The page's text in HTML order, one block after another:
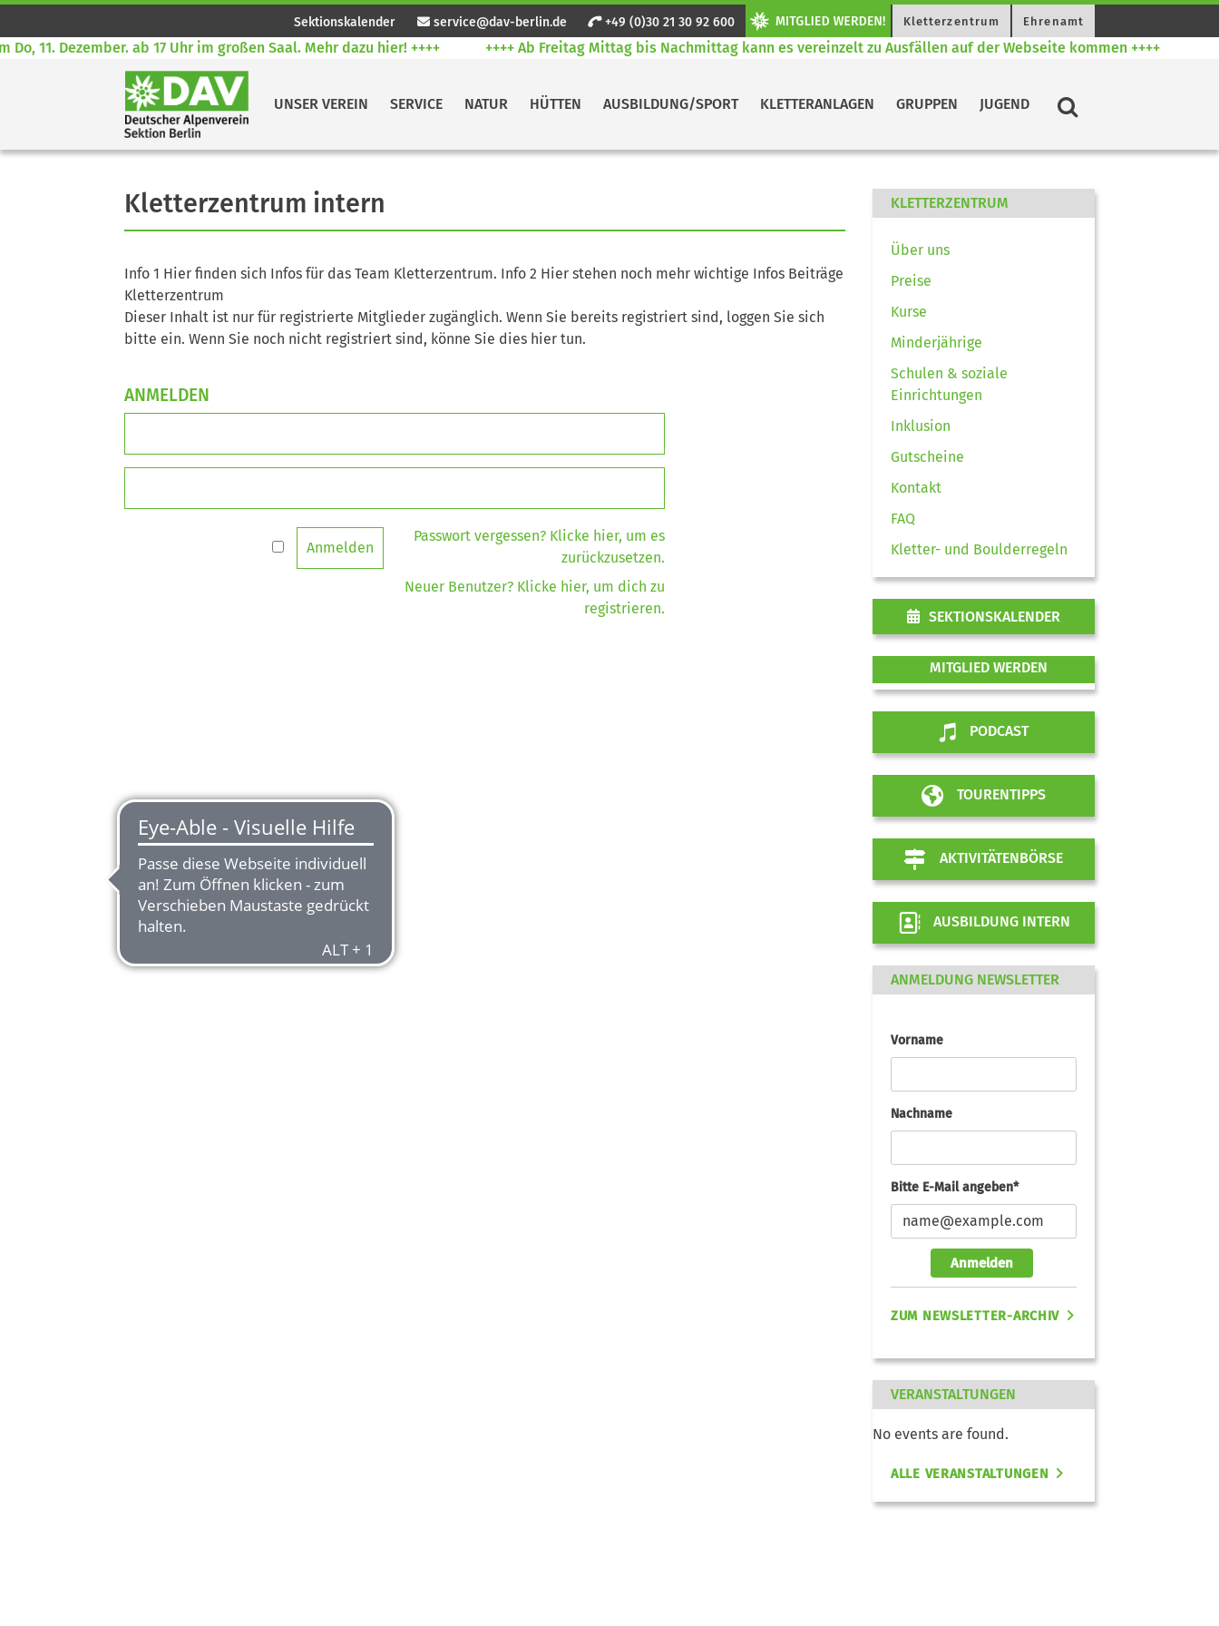
Sektionskalender service@dav-berlin.de +49 (0)30 21 30 92 600 Kletterzentrum Ehrenamt
11. Dezember. ab 17 Uhr im großen Saal. Mehr dazu hier! ++++ ++++ Ab Freitag Mittag bis Nachmittag kann es vereinzelt zu Ausfällen auf der Webseite kommen ++++
UNSER VEREIN SERVICE NATUR HÜTTEN AUSBILDUNG/SPORT KLETTERANLAGEN GRUPPEN JUGEND
Kletterzentrum intern
Info 1 Hier finden sich Infos für das Team Kletterzentrum. Info 2 Hier stehen noch mehr wichtige Infos Beiträge
Kletterzentrum
Dieser Inhalt ist nur für registrierte Mitglieder zugänglich. Wenn Sie bereits registriert sind, loggen Sie sich
bitte ein. Wenn Sie noch nicht registriert sind, könne Sie dies hier tun.
ANMELDEN
Passwort vergessen? Klicke hier, um es
zurückzusetzen.
Neuer Benutzer? Klicke hier, um dich zu
registrieren.
KLETTERZENTRUM
Über uns
Preise
Kurse
Minderjährige
Schulen & soziale
Einrichtungen
Inklusion
Gutscheine
Kontakt
FAQ
Kletter- und Boulderregeln
SEKTIONSKALENDER
MITGLIED WERDEN
PODCAST
TOURENTIPPS
AKTIVITÄTENBÖRSE
AUSBILDUNG INTERN
ANMELDUNG NEWSLETTER
Vorname
Nachname
Bitte E-Mail angeben*
Anmelden
ZUM NEWSLETTER-ARCHIV
VERANSTALTUNGEN
No events are found.
ALLE VERANSTALTUNGEN